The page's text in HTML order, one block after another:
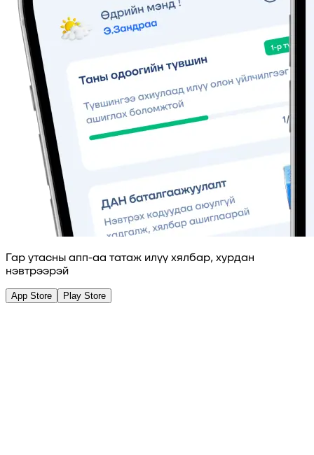
Гар утасны апп-аа татаж илүү хялбар, хурдан
нэвтрээрэй
App Store Play Store